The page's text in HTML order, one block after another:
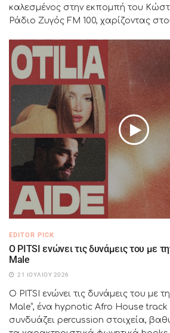
καλεσμένος στην εκπομπή του
Ράδιο Ζυγός FM 100, χαρίζοντας
EDITOR PICK
Ο PITSI ενώνει τις δυνάμεις του με
Male
21 ΙΟΥΛΊΟΥ 2026
Ο PITSI ενώνει τις δυνάμεις του με
Male”, ένα hypnotic Afro House
συνδυάζει percussion στοιχεία,